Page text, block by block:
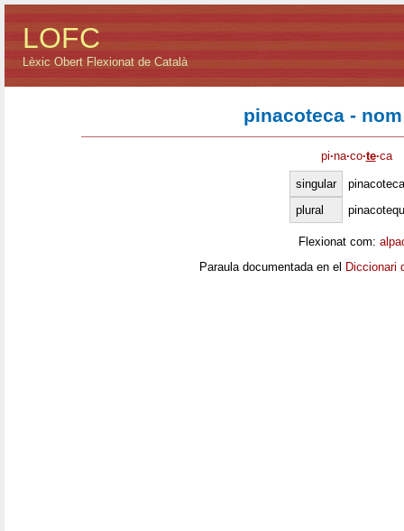
LOFC
Lèxic Obert Flexionat de Català
pinacoteca -
pi·na·co·te·ca
singular
pinacoteca
plural
Flexionat com:
Paraula documentada en el Diccionari